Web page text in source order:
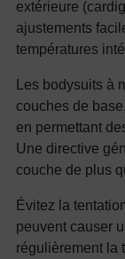
extérieure
ajustements
températures
Les bodysuits à
couches de
en permettant
Une directive
couche de plus
Évitez la
peuvent causer
régulièrement la